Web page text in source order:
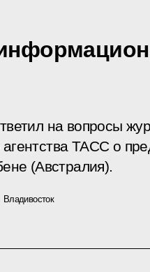
на вопросы
ТАСС о
(Австралия).
Владивосток